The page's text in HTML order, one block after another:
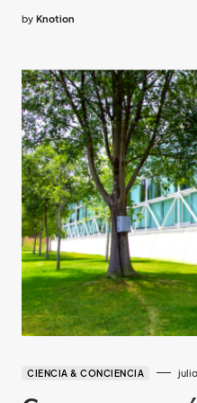
by Knotion
CIENCIA & CONCIENCIA